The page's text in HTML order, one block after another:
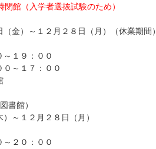
館（入学者選抜試験のため）
金）～１２月２８日（月）（休業期間）
９：００
１７：００
書館）
～１２月２８日（月）
０：００